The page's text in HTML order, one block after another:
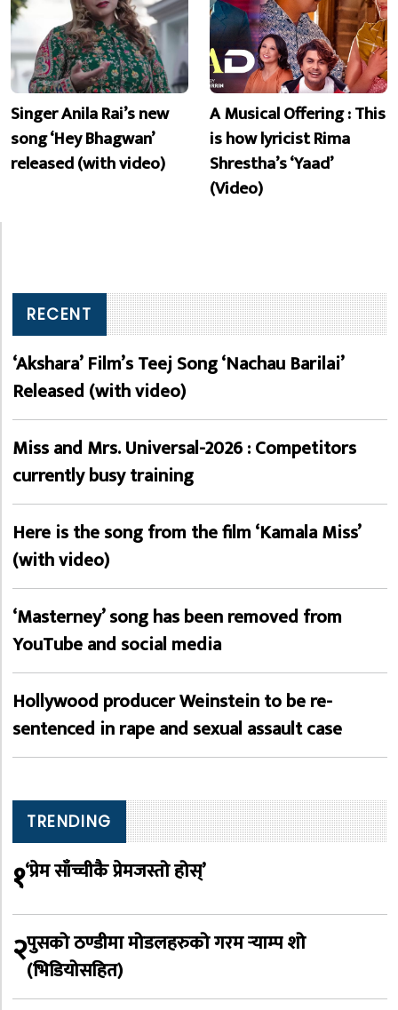
Singer Anila Rai’s new
song ‘Hey Bhagwan’
released (with video)
A Musical Offering : This
is how lyricist Rima
Shrestha’s ‘Yaad’
(Video)
RECENT
‘Akshara’ Film’s Teej Song ‘Nachau Barilai’
Released (with video)
Miss and Mrs. Universal-2026 : Competitors
currently busy training
Here is the song from the film ‘Kamala Miss’
(with video)
‘Masterney’ song has been removed from
YouTube and social media
Hollywood producer Weinstein to be re-
sentenced in rape and sexual assault case
TRENDING
१‘प्रेम साँच्चीकै प्रेमजस्तो होस्’
२पुसको ठण्डीमा मोडलहरुको गरम र्‍याम्प शो
(भिडियोसहित)